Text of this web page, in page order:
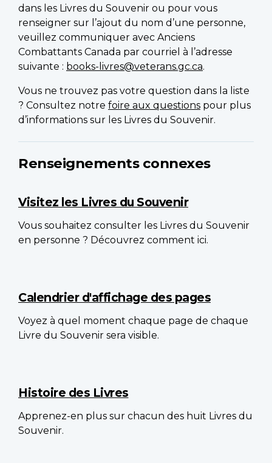
dans les Livres du Souvenir ou pour vous
renseigner sur l’ajout du nom d’une personne,
veuillez communiquer avec Anciens
Combattants Canada par courriel à l’adresse
suivante : books-livres@veterans.gc.ca.
Vous ne trouvez pas votre question dans la liste
? Consultez notre foire aux questions pour plus
d’informations sur les Livres du Souvenir.
Renseignements connexes
Visitez les Livres du Souvenir
Vous souhaitez consulter les Livres du Souvenir
en personne ? Découvrez comment ici.
Calendrier d'affichage des pages
Voyez à quel moment chaque page de chaque
Livre du Souvenir sera visible.
Histoire des Livres
Apprenez-en plus sur chacun des huit Livres du
Souvenir.